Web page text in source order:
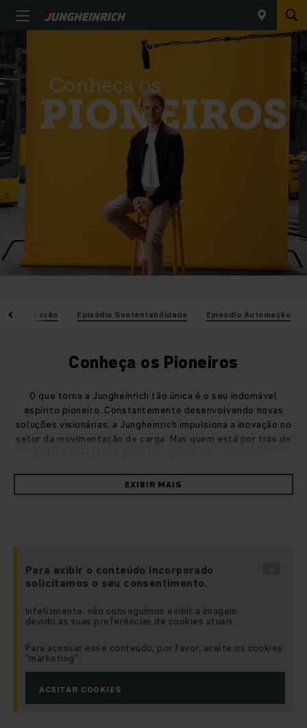
Eletrificação Episódio Sustentabilidade Episódio Automação
Conheça os Pioneiros
O que torna a Jungheinrich tão única é o seu indomável
espírito pioneiro. Constantemente desenvolvendo novas
soluções visionárias, a Jungheinrich impulsiona a inovação no
setor da movimentação de carga. Mas quem está por trás de
pessoas que trabalham incansavelmente todos os dias para
moldar o futuro da movimentação de materiais, na série
EXIBIR MAIS
Para exibir o conteúdo incorporado
solicitamos o seu consentimento.
Infelizmente, não conseguimos exibir a imagem
devido às suas preferências de cookies atuais.
Para acessar esse conteúdo, por favor, aceite os cookies
"marketing“.
ACEITAR COOKIES